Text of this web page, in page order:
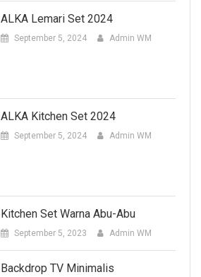
ALKA Lemari Set 2024
September 5, 2024 Admin WM
ALKA Kitchen Set 2024
September 5, 2024 Admin WM
Kitchen Set Warna Abu-Abu
September 5, 2023 Admin WM
Backdrop TV Minimalis